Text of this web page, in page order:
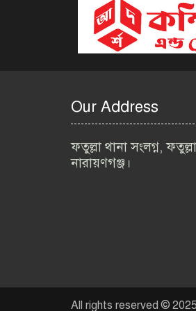
Our Address
ফতুল্লা থানা সংলগ্ন,
নারায়ণগঞ্জ।
All rights reserved ©